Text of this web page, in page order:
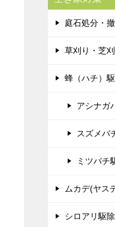
庭石処分・
草刈り・芝
蜂（ハチ）
アシナガ
スズメバ
ミツバチ
ムカデ(ヤス
シロアリ駆除